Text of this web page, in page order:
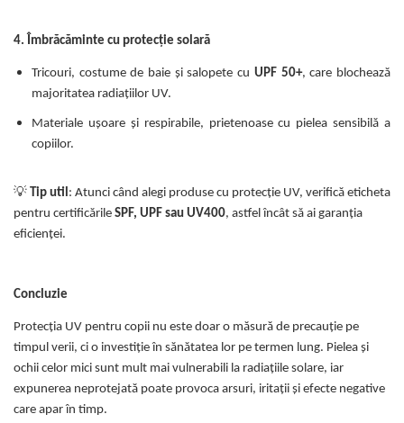
4. Îmbrăcăminte cu protecție solară
Tricouri, costume de baie și salopete cu UPF 50+, care blochează
majoritatea radiațiilor UV.
Materiale ușoare și respirabile, prietenoase cu pielea sensibilă a
copiilor.
💡 Tip util : Atunci când alegi produse cu protecție UV, verifică eticheta
pentru certificările SPF, UPF sau UV400, astfel încât să ai garanția
eficienței.
Concluzie
Protecția UV pentru copii nu este doar o măsură de precauție pe
timpul verii, ci o investiție în sănătatea lor pe termen lung. Pielea și
ochii celor mici sunt mult mai vulnerabili la radiațiile solare, iar
expunerea neprotejată poate provoca arsuri, iritații și efecte negative
care apar în timp.